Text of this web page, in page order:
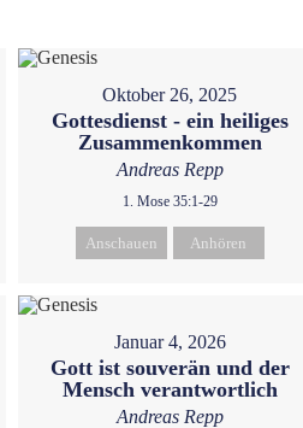
Oktober 26, 2025
Gottesdienst - ein heiliges
Zusammenkommen
Andreas Repp
1. Mose 35:1-29
Anschauen Anhören
Januar 4, 2026
Gott ist souverän und der
Mensch verantwortlich
Andreas Repp